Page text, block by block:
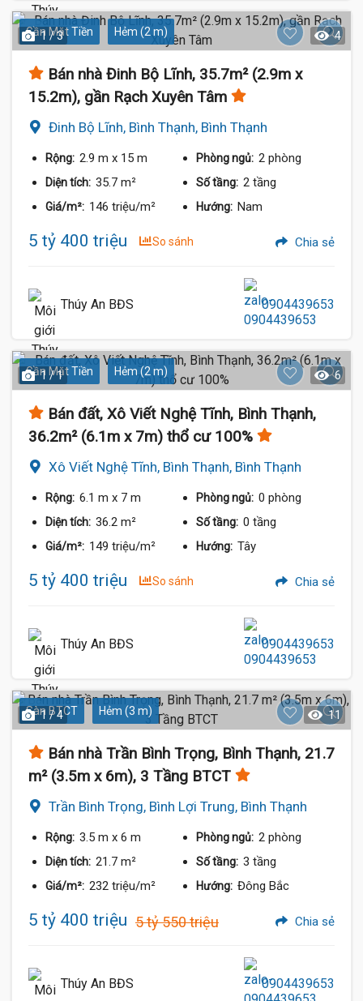
Gần Mặt Tiền Hẻm (2 m)
1 / 3 4
Bán nhà Đinh Bộ Lĩnh, 35.7m² (2.9m x
15.2m), gần Rạch Xuyên Tâm
Đinh Bộ Lĩnh, Bình Thạnh, Bình Thạnh
Rộng: 2.9 m x 15 m Phòng ngủ: 2 phòng
Diện tích: 35.7 m² Số tầng: 2 tầng
Giá/m²: 146 triệu/m² Hướng: Nam
5 tỷ 400 triệu So sánh Chia sẻ
Thúy An BĐS 0904439653
Gần Mặt Tiền Hẻm (2 m)
1 / 1 6
Bán đất, Xô Viết Nghệ Tĩnh, Bình Thạnh,
36.2m² (6.1m x 7m) thổ cư 100%
Xô Viết Nghệ Tĩnh, Bình Thạnh, Bình Thạnh
Rộng: 6.1 m x 7 m Phòng ngủ: 0 phòng
Diện tích: 36.2 m² Số tầng: 0 tầng
Giá/m²: 149 triệu/m² Hướng: Tây
5 tỷ 400 triệu So sánh Chia sẻ
Thúy An BĐS 0904439653
Sàn BTCT Hẻm (3 m)
1 / 4 11
Bán nhà Trần Bình Trọng, Bình Thạnh, 21.7
m² (3.5m x 6m), 3 Tầng BTCT
Trần Bình Trọng, Bình Lợi Trung, Bình Thạnh
Rộng: 3.5 m x 6 m Phòng ngủ: 2 phòng
Diện tích: 21.7 m² Số tầng: 3 tầng
Giá/m²: 232 triệu/m² Hướng: Đông Bắc
5 tỷ 400 triệu 5 tỷ 550 triệu Chia sẻ
Thúy An BĐS 0904439653